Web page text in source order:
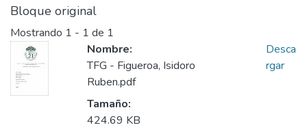
Bloque original
Mostrando 1 - 1 de 1
Nombre:
TFG - Figueroa, Isidoro
Ruben.pdf
Tamaño:
424.69 KB
Desca
rgar